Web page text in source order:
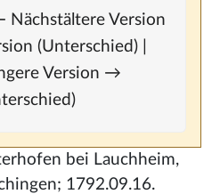
Nächstältere Version
(Unterschied) |
Version →
bei Lauchheim,
1792.09.16.